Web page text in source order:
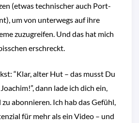
(etwas technischer auch Port-
um von unterwegs auf ihre
zuzugreifen. Und das hat mich
erschreckt.
“Klar, alter Hut – das musst Du
dann lade ich dich ein,
abonnieren. Ich hab das Gefühl,
für mehr als ein Video – und